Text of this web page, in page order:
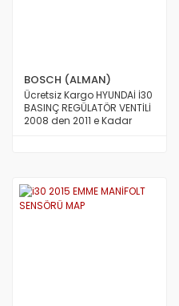
BOSCH (ALMAN)
Ücretsiz Kargo HYUNDAİ İ30
BASINÇ REGÜLATÖR VENTİLİ
2008 den 2011 e Kadar